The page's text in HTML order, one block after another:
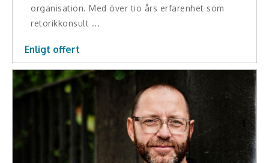
organisation. Med över tio års erfarenhet som
retorikkonsult ...
Enligt offert